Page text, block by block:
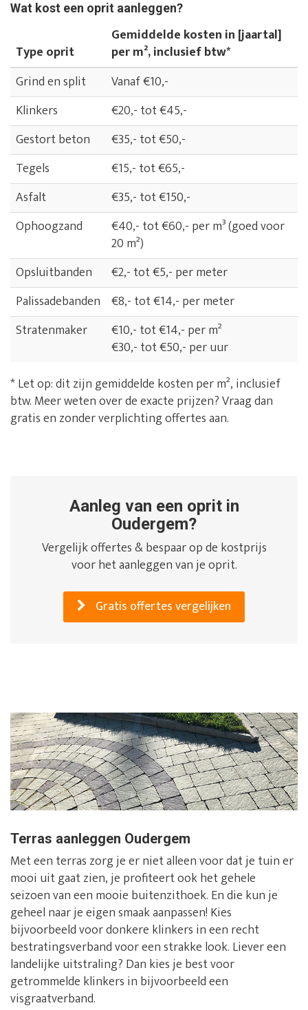
Wat kost een oprit aanleggen?
Type oprit
Gemiddelde kosten in [jaartal]
per m², inclusief btw*
Grind en split
Vanaf €10,-
Klinkers
€20,- tot €45,-
Gestort beton
€35,- tot €50,-
Tegels
€15,- tot €65,-
Asfalt
€35,- tot €150,-
Ophoogzand
€40,- tot €60,- per m³ (goed voor
20 m²)
Opsluitbanden
€2,- tot €5,- per meter
Palissadebanden €8,- tot €14,- per meter
Stratenmaker
€10,- tot €14,- per m²
€30,- tot €50,- per uur
* Let op: dit zijn gemiddelde kosten per m², inclusief
btw. Meer weten over de exacte prijzen? Vraag dan
gratis en zonder verplichting offertes aan.
Aanleg van een oprit in
Oudergem?
Vergelijk offertes & bespaar op de kostprijs
voor het aanleggen van je oprit.
Gratis offertes vergelijken
Terras aanleggen Oudergem
Met een terras zorg je er niet alleen voor dat je tuin er
mooi uit gaat zien, je profiteert ook het gehele
seizoen van een mooie buitenzithoek. En die kun je
geheel naar je eigen smaak aanpassen! Kies
bijvoorbeeld voor donkere klinkers in een recht
bestratingsverband voor een strakke look. Liever een
landelijke uitstraling? Dan kies je best voor
getrommelde klinkers in bijvoorbeeld een
visgraatverband.